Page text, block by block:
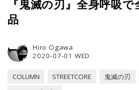
『鬼滅の刃』全身呼吸
品
2020-07-01 WED
Hiro Ogawa
COLUMN STREETCORE 鬼滅の刃